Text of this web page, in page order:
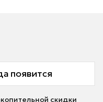
появится
скидки